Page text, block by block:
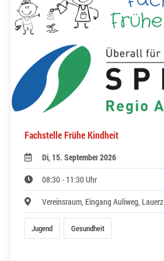
Fachstelle Frühe Kindheit
Di, 15. September 2026
08:30 - 11:30 Uhr
Vereinsraum, Eingang Auliweg, Lauerz
Jugend Gesundheit